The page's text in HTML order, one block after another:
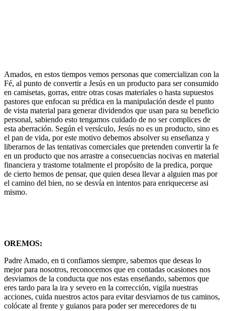
Amados, en estos tiempos vemos personas que comercializan con la
Fé, al punto de convertir a Jesús en un producto para ser consumido
en camisetas, gorras, entre otras cosas materiales o hasta supuestos
pastores que enfocan su prédica en la manipulación desde el punto
de vista material para generar dividendos que usan para su beneficio
personal, sabiendo esto tengamos cuidado de no ser complices de
esta aberración. Según el versículo, Jesús no es un producto, sino es
el pan de vida, por este motivo debemos absolver su enseñanza y
liberarnos de las tentativas comerciales que pretenden convertir la fe
en un producto que nos arrastre a consecuencias nocivas en material
financiera y trastorne totalmente el propósito de la predica, porque
de cierto hemos de pensar, que quien desea llevar a alguien mas por
el camino del bien, no se desvía en intentos para enriquecerse asi
mismo.
OREMOS:
Padre Amado, en ti confiamos siempre, sabemos que deseas lo
mejor para nosotros, reconocemos que en contadas ocasiones nos
desviamos de la conducta que nos estas enseñando, sabemos que
eres tardo para la ira y severo en la corrección, vigila nuestras
acciones, cuida nuestros actos para evitar desviarnos de tus caminos,
colócate al frente y guianos para poder ser merecedores de tu